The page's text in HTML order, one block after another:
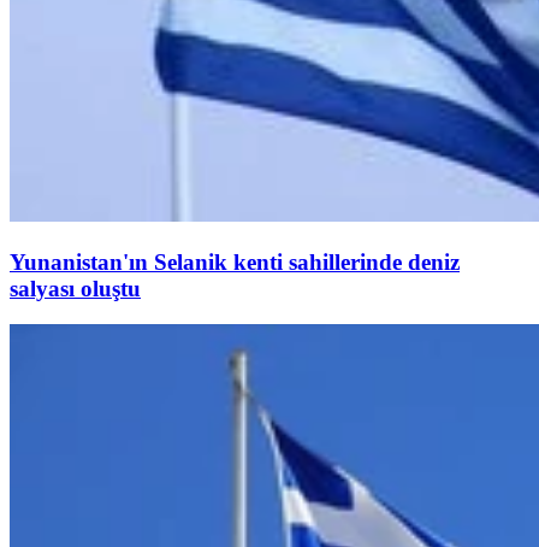
Yunanistan'ın Selanik kenti sahillerinde deniz
salyası oluştu